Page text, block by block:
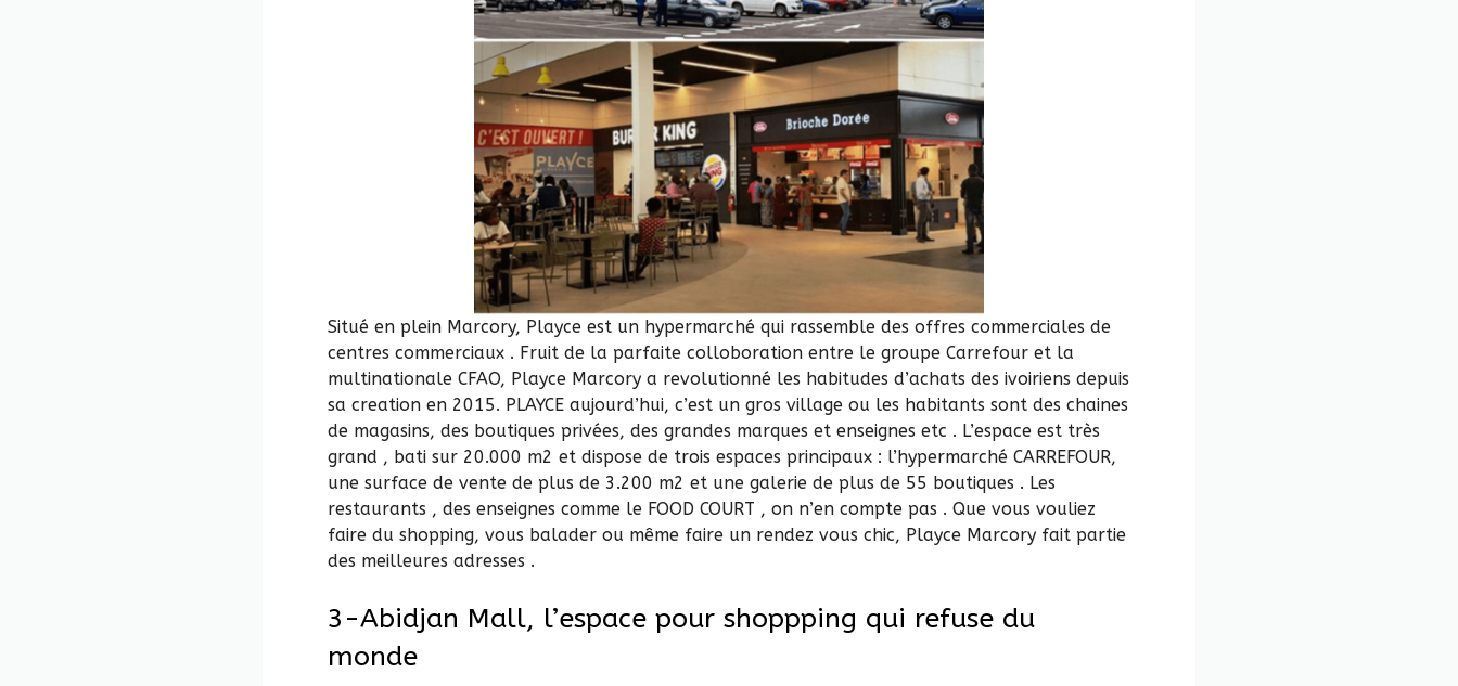
Situé en plein Marcory, Playce est un hypermarché qui rassemble des offres commerciales de
centres commerciaux . Fruit de la parfaite colloboration entre le groupe Carrefour et la
multinationale CFAO, Playce Marcory a revolutionné les habitudes d’achats des ivoiriens depuis
sa creation en 2015. PLAYCE aujourd’hui, c’est un gros village ou les habitants sont des chaines
de magasins, des boutiques privées, des grandes marques et enseignes etc . L’espace est très
grand , bati sur 20.000 m2 et dispose de trois espaces principaux : l’hypermarché CARREFOUR,
une surface de vente de plus de 3.200 m2 et une galerie de plus de 55 boutiques . Les
restaurants , des enseignes comme le FOOD COURT , on n’en compte pas . Que vous vouliez
faire du shopping, vous balader ou même faire un rendez vous chic, Playce Marcory fait partie
des meilleures adresses .
3-Abidjan Mall, l’espace pour shoppping qui refuse du
monde